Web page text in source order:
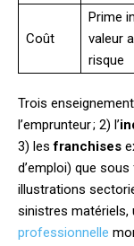
Coût
Prime
valeur
risque
Trois
l’emprunteur ; 2) l’
3) lesfranchises
d’emploi) que
illustrations
sinistres matériels,
professionnelle